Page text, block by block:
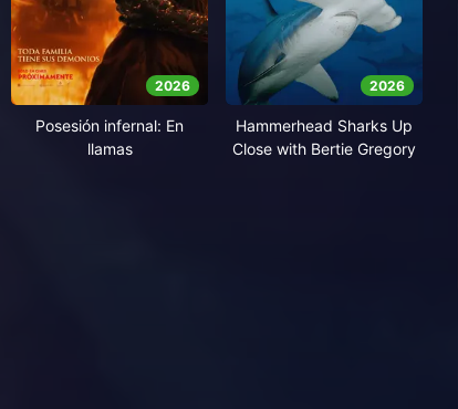
2026
Posesión infernal: En
llamas
2026
Hammerhead Sharks Up
Close with Bertie Gregory